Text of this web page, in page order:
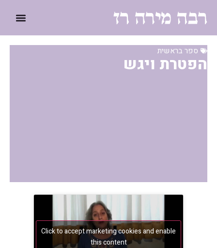
ספר בראשית
הפטרת ויגש
Click to accept marketing cookies and enable
this content